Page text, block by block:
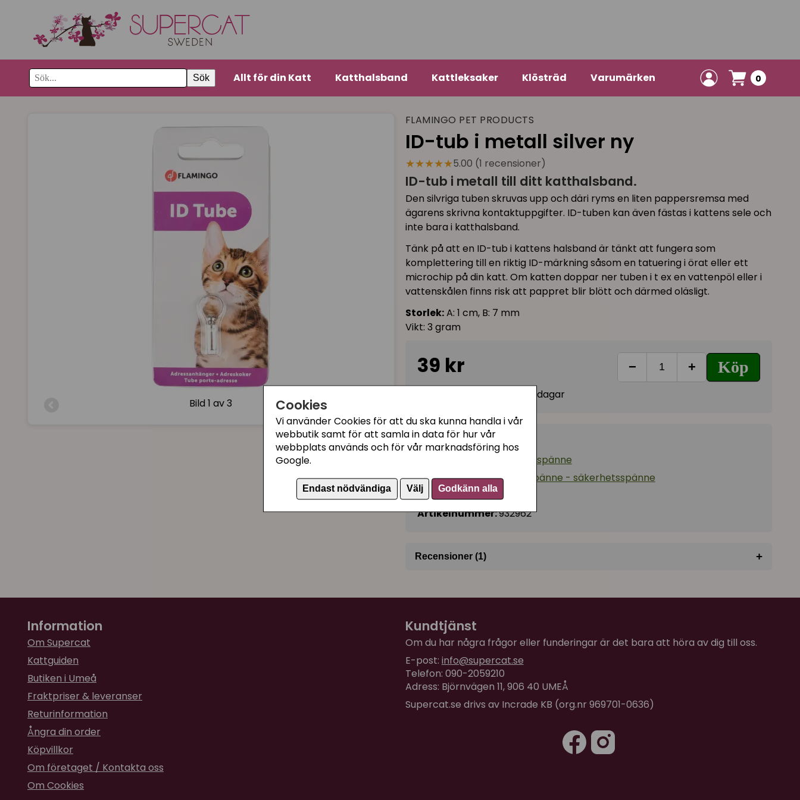
Cookies
Vi använder Cookies för att du ska kunna handla i vår
webbutik samt för att samla in data för hur vår
webbplats används och för vår marknadsföring hos
Google.
Endast nödvändiga Välj Godkänn alla
Sök Allt för din Katt Katthalsband Kattleksaker Klösträd Varumärken 0
Bild1 av 3
FLAMINGO PET PRODUCTS
ID-tub i metall silver ny
★★★★★5.00 (1 recensioner)
ID-tub i metall till ditt katthalsband.
Den silvriga tuben skruvas upp och däri ryms en liten pappersremsa med
ägarens skrivna kontaktuppgifter. ID-tuben kan även fästas i kattens sele och
inte bara i katthalsband.
Tänk på att en ID-tub i kattens halsband är tänkt att fungera som
komplettering till en riktig ID-märkning såsom en tatuering i örat eller ett
microchip på din katt. Om katten doppar ner tuben i t ex en vattenpöl eller i
vattenskålen finns risk att pappret blir blött och därmed oläsligt.
Storlek:A: 1 cm, B: 7 mm
Vikt: 3 gram
39 kr − + Köp
I lager, leveranstid 1-3 vardagar
Kategorier:
Katthalsband med bältesspänne
Katthalsband med klickspänne - säkerhetsspänne
Katthalsband med reflex
Artikelnummer:932962
Recensioner (1) +
för 1 år sedan
Information
Om Supercat
Kattguiden
Butiken i Umeå
Fraktpriser & leveranser
Returinformation
Ångra din order
Köpvillkor
Om företaget / Kontakta oss
Om Cookies
Kundtjänst
Om du har några frågor eller funderingar är det bara att höra av dig till oss.
E-post: info@supercat.se
Telefon: 090-2059210
Adress: Björnvägen 11, 906 40 UMEÅ
Supercat.se drivs av Incrade KB (org.nr 969701-0636)